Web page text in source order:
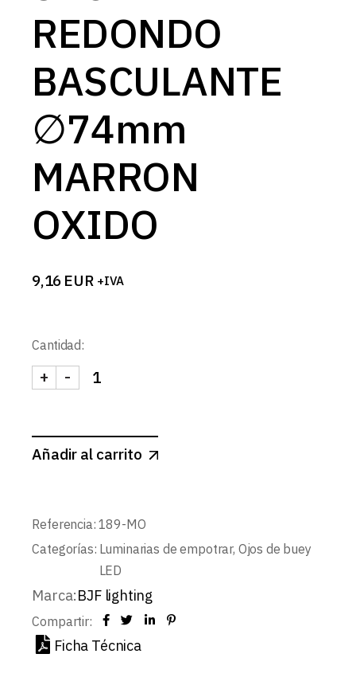
REDONDO
BASCULANTE
∅74mm
MARRON
OXIDO
9,16 EUR +IVA
Cantidad:
SPOT REDONDO BASCULANTE ∅74mm
-
+
Añadir al carrito
Referencia: 189-MO
Categorías: Luminarias de empotrar, Ojos de buey
LED
Marca:BJF lighting
Compartir:
Ficha Técnica